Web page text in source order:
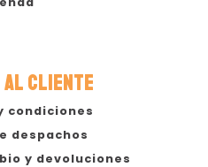
CLIENTE
condiciones
despachos
y devoluciones